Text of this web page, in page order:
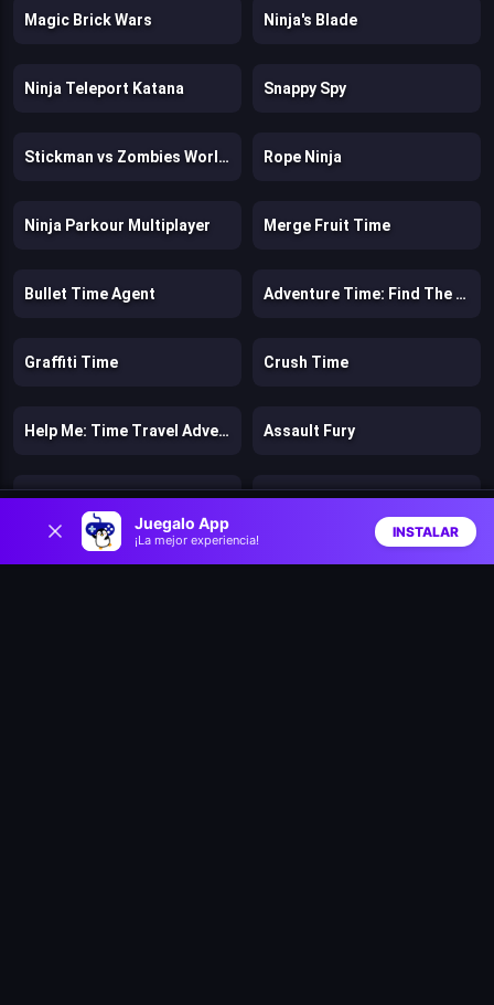
Juegalo App
¡La mejor experiencia!
INSTALAR
Magic Brick Wars Ninja's Blade
Ninja Teleport Katana Snappy Spy
Stickman vs Zombies WorldCraft Rope Ninja
Ninja Parkour Multiplayer Merge Fruit Time
Bullet Time Agent Adventure Time: Find The Pickles
Graffiti Time Crush Time
Help Me: Time Travel Adventure Assault Fury
Trap Adventure 2 Lazy Dog
Roba Brainrot Royal Rush